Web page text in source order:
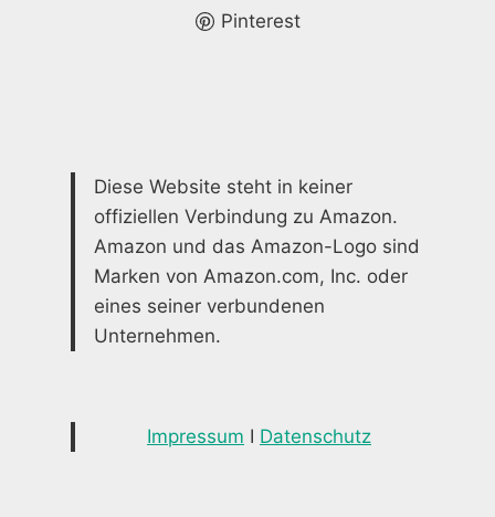
DUSCHEPinterest
Diese Website steht in keiner
offiziellen Verbindung zu Amazon.
Amazon und das Amazon-Logo sind
Marken von Amazon.com, Inc. oder
eines seiner verbundenen
Unternehmen.
Impressum I Datenschutz